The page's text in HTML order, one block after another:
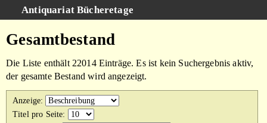
Antiquariat Bücheretage
Gesamtbestand
Warenkorb
Gesamtbestand
Die Liste enthält 22014 Einträge. Es ist kein Suchergebnis aktiv,
der gesamte Bestand wird angezeigt.
Anzeige:
Titel pro Seite: